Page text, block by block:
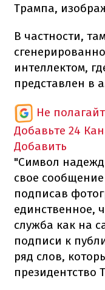
Трампа,
В частности,
интеллектом,
представлен в
Не
Добавьте 24
Добавить
"Символ
свое
подписав
единственное,
служба как на
подписи к
ряд слов,
президентство